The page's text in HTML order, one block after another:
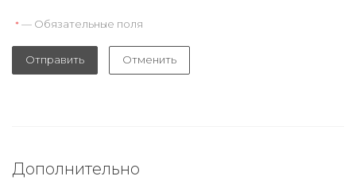
* — Обязательные поля
Отправить Отменить
Дополнительно